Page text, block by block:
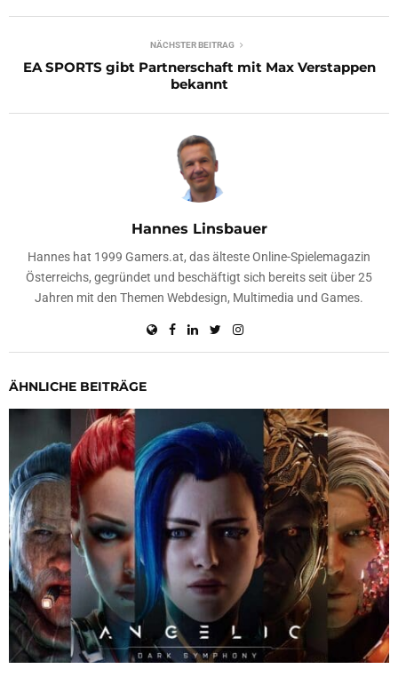
NÄCHSTER BEITRAG
EA SPORTS gibt Partnerschaft mit Max Verstappen
bekannt
Hannes Linsbauer
Hannes hat 1999 Gamers.at, das älteste Online-Spielemagazin
Österreichs, gegründet und beschäftigt sich bereits seit über 25
Jahren mit den Themen Webdesign, Multimedia und Games.
ÄHNLICHE BEITRÄGE